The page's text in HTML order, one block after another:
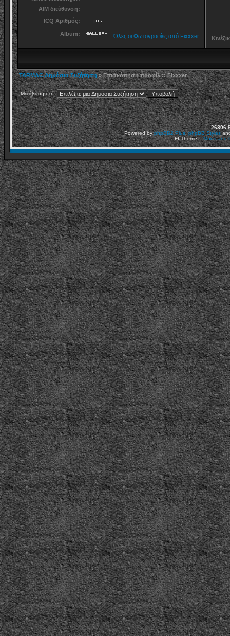
AIM διεύθυνση:
ICQ Αριθμός:
Album: Όλες οι Φωτογραφίες από Fixxxer
TARMAC Δημόσια Συζήτηση» Επισκόπηση προφίλ :: Fixxxer
Μετάβαση στη:
26806
Powered byphpBB2 Plus,phpBB Styles
FI Theme ::Mods and